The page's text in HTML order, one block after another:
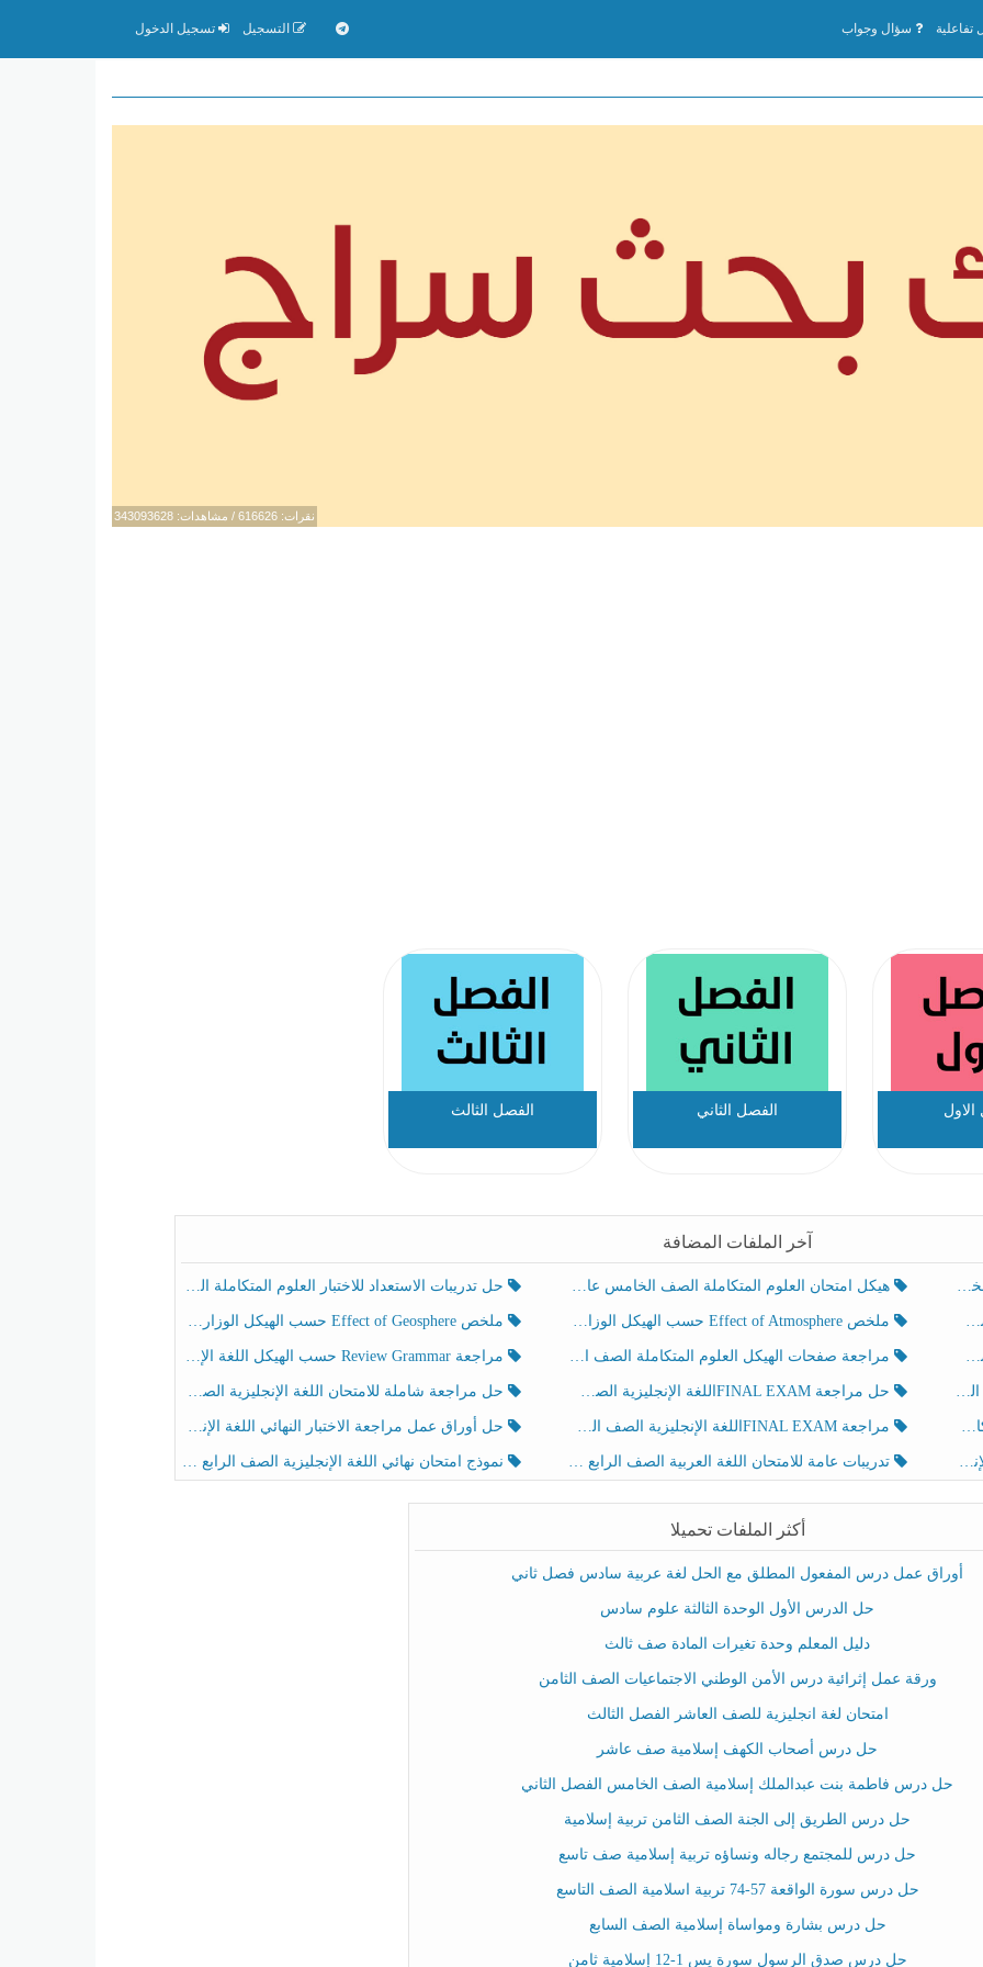
سؤال وجواب التسجيل تسجيل الدخول
نقرات: 616626 / مشاهدات: 343093628
الفصل الثاني الفصل الثالث
آخر الملفات المضافة
هيكل امتحان العلوم المتكاملة الصف الخامس عام الفصل الدراسي الثالث 2025-2026 حل تدريبات الاستعداد للاختبار العلوم المتكاملة الصف الخامس عام الفصل الثالث
ملخص Effect of Atmosphere حسب الهيكل الوزاري العلوم المتكاملة الصف الخامس انسبير الفصل الثالث ملخص Effect of Geosphere حسب الهيكل الوزاري العلوم المتكاملة الصف الخامس انسبير الفصل الثالث
مراجعة صفحات الهيكل العلوم المتكاملة الصف الخامس انسبير الفصل الثالث مراجعة Review Grammar حسب الهيكل اللغة الإنجليزية الصف الخامس الفصل الثالث
حل مراجعة FINAL EXAMاللغة الإنجليزية الصف الخامس الفصل الثالث حل مراجعة شاملة للامتحان اللغة الإنجليزية الصف الخامس الفصل الثالث
مراجعة FINAL EXAMاللغة الإنجليزية الصف الخامس الفصل الثالث حل أوراق عمل مراجعة الاختبار النهائي اللغة الإنجليزية الصف الرابع الفصل الثالث
تدريبات عامة للامتحان اللغة العربية الصف الرابع الفصل الثالث نموذج امتحان نهائي اللغة الإنجليزية الصف الرابع الفصل الثالث
أكثر الملفات تحميلا
أوراق عمل درس المفعول المطلق مع الحل لغة عربية سادس فصل ثاني
حل الدرس الأول الوحدة الثالثة علوم سادس
دليل المعلم وحدة تغيرات المادة صف ثالث
ورقة عمل إثرائية درس الأمن الوطني الاجتماعيات الصف الثامن
امتحان لغة انجليزية للصف العاشر الفصل الثالث
حل درس أصحاب الكهف إسلامية صف عاشر
حل درس فاطمة بنت عبدالملك إسلامية الصف الخامس الفصل الثاني
حل درس الطريق إلى الجنة الصف الثامن تربية إسلامية
حل درس للمجتمع رجاله ونساؤه تربية إسلامية صف تاسع
حل درس سورة الواقعة 57-74 تربية اسلامية الصف التاسع
حل درس بشارة ومواساة إسلامية الصف السابع
حل درس صدق الرسول سورة يس 1-12 إسلامية ثامن